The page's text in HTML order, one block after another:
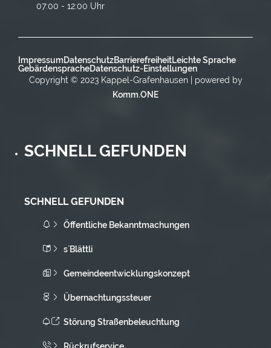
07:00 - 12:00 Uhr
ImpressumDatenschutzBarrierefreiheitLeichte Sprache
GebärdenspracheDatenschutz-Einstellungen
Copyright © 2023 Kappel-Grafenhausen | powered by
Komm.ONE
SCHNELL GEFUNDEN
SCHNELL GEFUNDEN
Öffentliche Bekanntmachungen
s`Blättli
Gemeindeentwicklungskonzept
Übernachtungssteuer
Störung Straßenbeleuchtung